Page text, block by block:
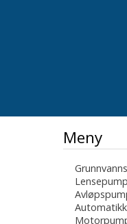
Meny